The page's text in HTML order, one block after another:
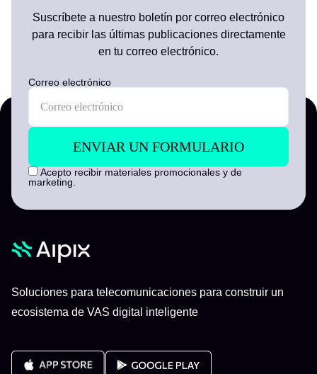
Suscríbete a nuestro boletín por correo electrónico
para recibir las últimas publicaciones directamente
en tu correo electrónico.
Correo electrónico
Acepto recibir materiales promocionales y de
marketing.
Soluciones para telecomunicaciones para construir un
ecosistema de VAS digital inteligente